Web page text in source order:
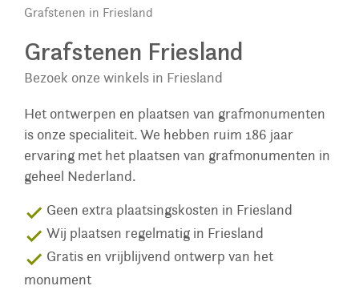
Grafstenen in Friesland
Grafstenen Friesland
Bezoek onze winkels in Friesland
Het ontwerpen en plaatsen van grafmonumenten
is onze specialiteit. We hebben ruim 186 jaar
ervaring met het plaatsen van grafmonumenten in
geheel Nederland.
done Geen extra plaatsingskosten in Friesland
done Wij plaatsen regelmatig in Friesland
done Gratis en vrijblijvend ontwerp van het
monument